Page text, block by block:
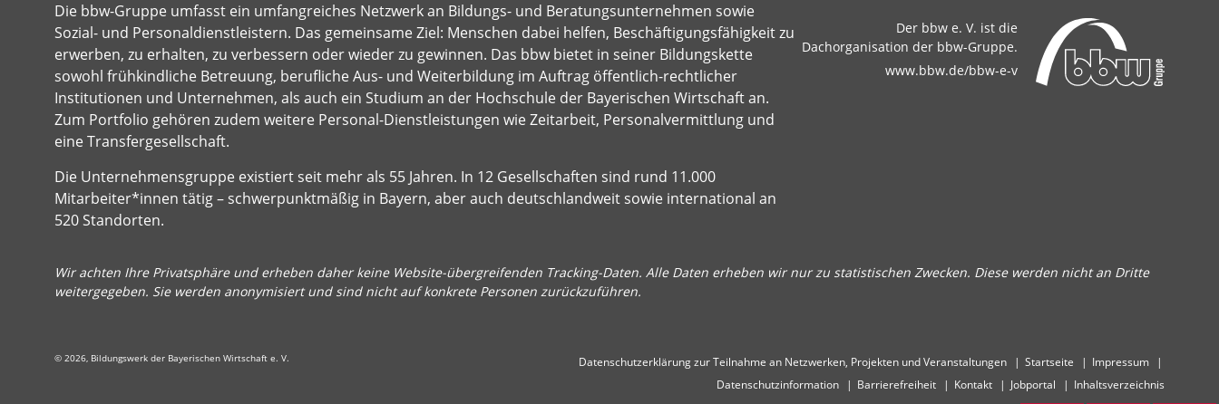
Die bbw-Gruppe umfasst ein umfangreiches Netzwerk an Bildungs- und Beratungsunternehmen sowie
Sozial- und Personaldienstleistern. Das gemeinsame Ziel: Menschen dabei helfen, Beschäftigungsfähigkeit zu
erwerben, zu erhalten, zu verbessern oder wieder zu gewinnen. Das bbw bietet in seiner Bildungskette
sowohl frühkindliche Betreuung, berufliche Aus- und Weiterbildung im Auftrag öffentlich-rechtlicher
Institutionen und Unternehmen, als auch ein Studium an der Hochschule der Bayerischen Wirtschaft an.
Zum Portfolio gehören zudem weitere Personal-Dienstleistungen wie Zeitarbeit, Personalvermittlung und
eine Transfergesellschaft.
Die Unternehmensgruppe existiert seit mehr als 55 Jahren. In 12 Gesellschaften sind rund 11.000
Mitarbeiter*innen tätig – schwerpunktmäßig in Bayern, aber auch deutschlandweit sowie international an
520 Standorten.
Der bbw e. V. ist die
Dachorganisation der bbw-Gruppe.
www.bbw.de/bbw-e-v
Wir achten Ihre Privatsphäre und erheben daher keine Website-übergreifenden Tracking-Daten. Alle Daten erheben wir nur zu statistischen Zwecken. Diese werden nicht an Dritte
weitergegeben. Sie werden anonymisiert und sind nicht auf konkrete Personen zurückzuführen.
© 2026, Bildungswerk der Bayerischen Wirtschaft e. V. Datenschutzerklärung zur Teilnahme an Netzwerken, Projekten und Veranstaltungen Startseite
Impressum
Datenschutzinformation
Barrierefreiheit Kontakt Jobportal Inhaltsverzeichnis